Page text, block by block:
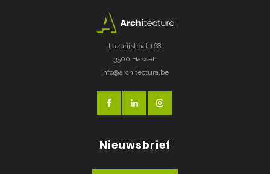
Lazarijstraat 168
3500 Hasselt
info@architectura.be
Nieuwsbrief